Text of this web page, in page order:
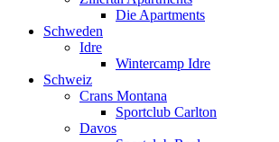
Die Apartments
Schweden
Idre
Wintercamp Idre
Schweiz
Crans Montana
Sportclub Carlton
Davos